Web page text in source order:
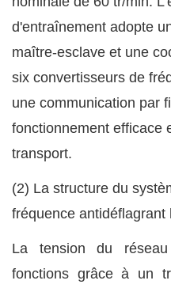
d'entraînement adopte
maître-esclave et une
six convertisseurs de
une communication par
fonctionnement efficace
transport.
(2) La structure du
fréquence antidéflagrant
La tension du
fonctions grâce à un